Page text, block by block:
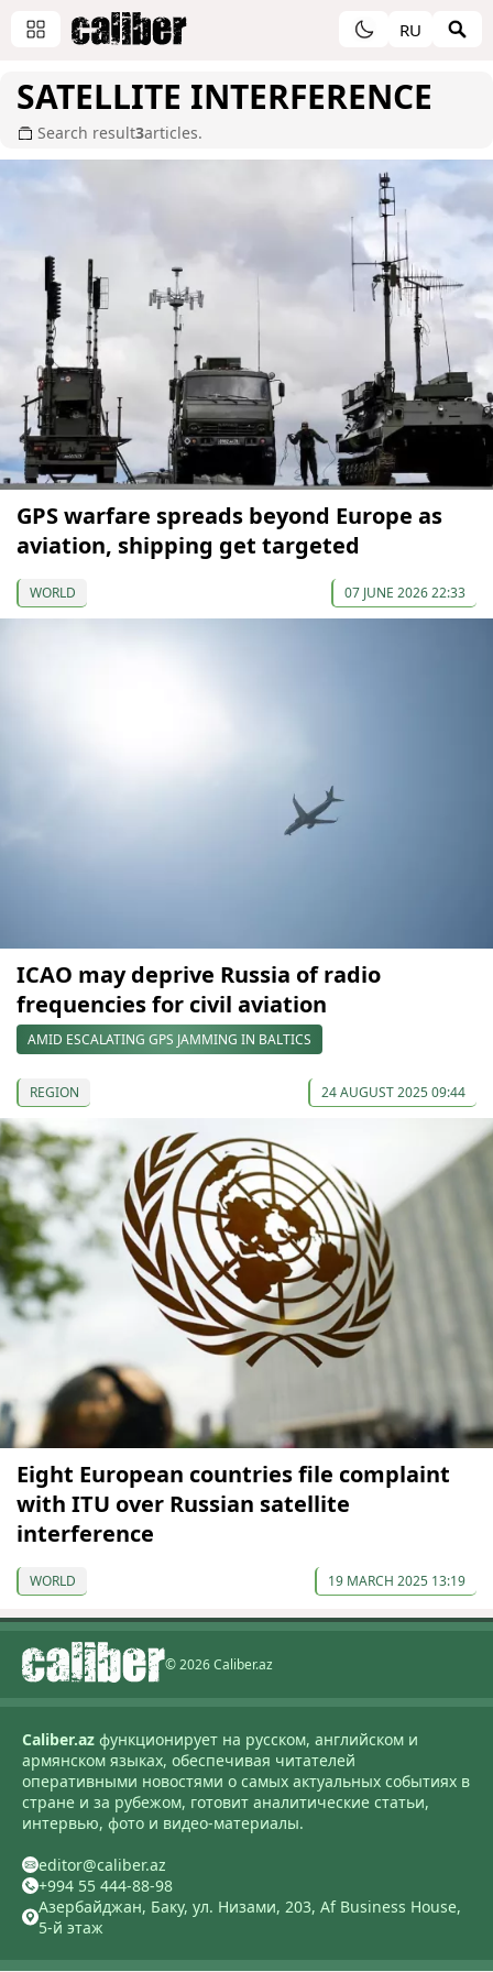
RU
SATELLITE INTERFERENCE
Search result3articles.
GPS warfare spreads beyond Europe as
aviation, shipping get targeted
WORLD 07 JUNE 2026 22:33
ICAO may deprive Russia of radio
frequencies for civil aviation
AMID ESCALATING GPS JAMMING IN BALTICS
REGION 24 AUGUST 2025 09:44
Eight European countries file complaint
with ITU over Russian satellite
interference
WORLD 19 MARCH 2025 13:19
© 2026 Caliber.az
Caliber.az функционирует на русском, английском и
армянском языках, обеспечивая читателей
оперативными новостями о самых актуальных событиях в
стране и за рубежом, готовит аналитические статьи,
интервью, фото и видео-материалы.
editor@caliber.az
+994 55 444-88-98
Азербайджан, Баку, ул. Низами, 203, Af Business House,
5-й этаж